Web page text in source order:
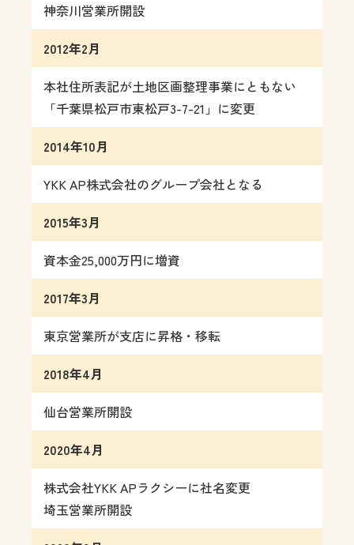
神奈川営業所開設
2012年2月
本社住所表記が土地区画整理事業にともない
「千葉県松戸市東松戸3-7-21」に変更
2014年10月
YKK AP株式会社のグループ会社となる
2015年3月
資本金25,000万円に増資
2017年3月
東京営業所が支店に昇格・移転
2018年4月
仙台営業所開設
2020年4月
株式会社YKK APラクシーに社名変更
埼玉営業所開設